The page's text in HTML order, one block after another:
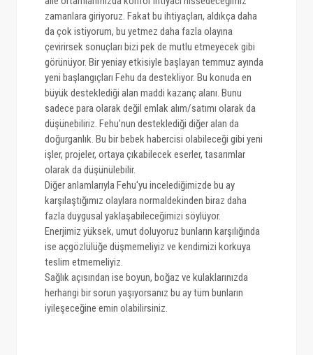
zamanlara giriyoruz. Fakat bu ihtiyaçları, aldıkça daha
da çok istiyorum, bu yetmez daha fazla olayına
çevirirsek sonuçları bizi pek de mutlu etmeyecek gibi
görünüyor. Bir yeniay etkisiyle başlayan temmuz ayında
yeni başlangıçları Fehu da destekliyor. Bu konuda en
büyük desteklediği alan maddi kazanç alanı. Bunu
sadece para olarak değil emlak alım/satımı olarak da
düşünebiliriz. Fehu'nun desteklediği diğer alan da
doğurganlık. Bu bir bebek habercisi olabileceği gibi yeni
işler, projeler, ortaya çıkabilecek eserler, tasarımlar
olarak da düşünülebilir.
Diğer anlamlarıyla Fehu'yu incelediğimizde bu ay
karşılaştığımız olaylara normaldekinden biraz daha
fazla duygusal yaklaşabileceğimizi söylüyor.
Enerjimiz yüksek, umut doluyoruz bunların karşılığında
ise açgözlülüğe düşmemeliyiz ve kendimizi korkuya
teslim etmemeliyiz.
Sağlık açısından ise boyun, boğaz ve kulaklarınızda
herhangi bir sorun yaşıyorsanız bu ay tüm bunların
iyileşeceğine emin olabilirsiniz.